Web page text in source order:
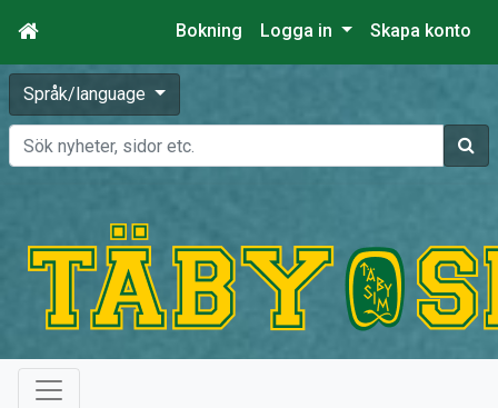
Bokning Logga in Skapa konto
Språk/language
Sök